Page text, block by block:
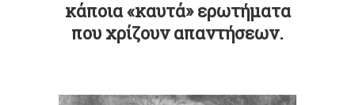
κάποια «καυτά» ερωτήματα
που χρίζουν απαντήσεων.